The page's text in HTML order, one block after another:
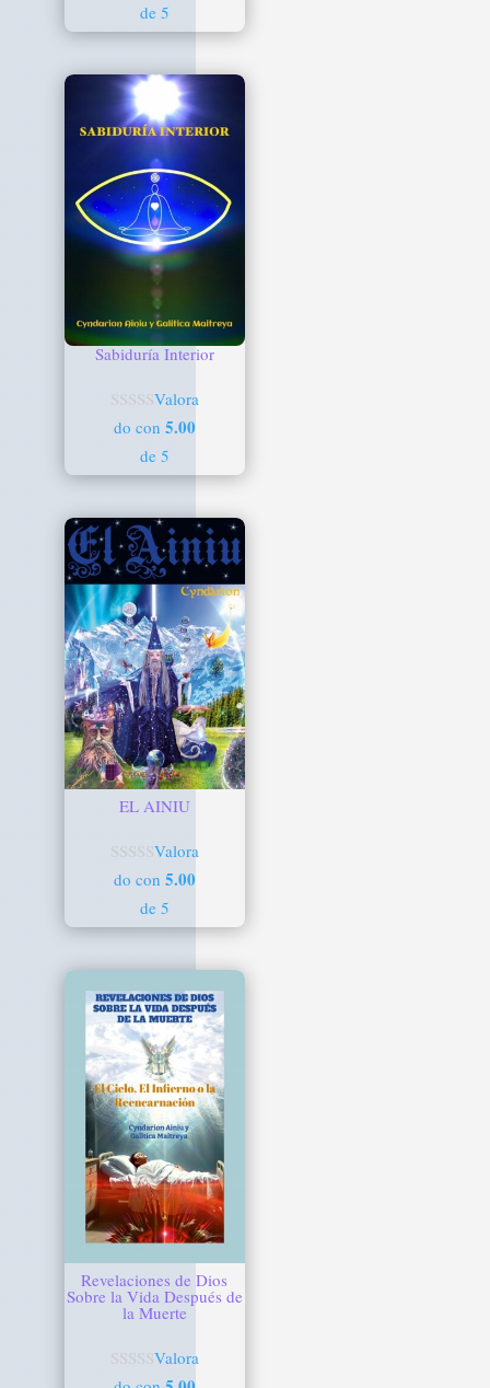
de 5
Sabiduría Interior
Valora
do con 5.00
de 5
EL AINIU
Valora
do con 5.00
de 5
Revelaciones de Dios
Sobre la Vida Después de
la Muerte
Valora